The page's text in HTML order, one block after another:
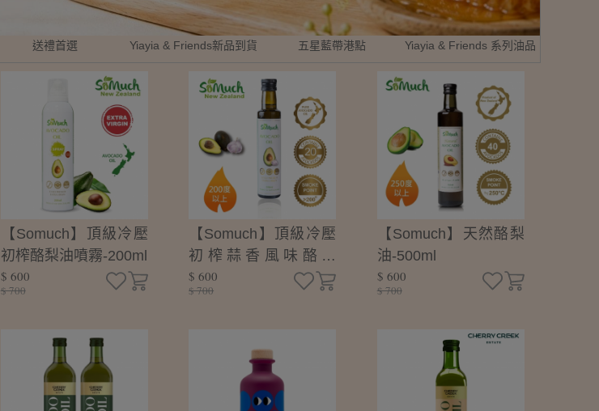
送禮首選 Yiayia & Friends新品到貨 五星藍帶港點 Yiayia & Friends 系列油品
【Somuch】頂級冷壓
初榨酪梨油噴霧-200ml
$ 600
$ 700
【Somuch】頂級冷壓
初榨蒜香風味酪梨
油-250ml
$ 600
$ 700
【Somuch】天然酪梨
油-500ml
$ 600
$ 700